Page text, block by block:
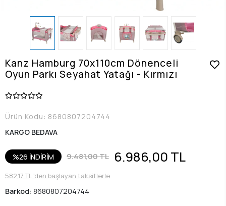
Kanz Hamburg 70x110cm Dönenceli
Oyun Parkı Seyahat Yatağı - Kırmızı
Ürün Kodu: 8680807204744
KARGO BEDAVA
%26 İNDİRİM 9.481,00 TL 6.986,00 TL
582,17 TL 'den başlayan taksitlerle
Barkod: 8680807204744